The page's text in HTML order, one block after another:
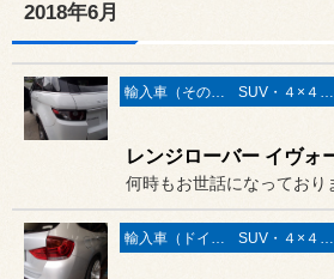
2018年6月
輸入車（その他）の作業 SUV・４×４（オフロード）
輸入車（ドイツ車）の作業 SUV・４×４（オフロード）